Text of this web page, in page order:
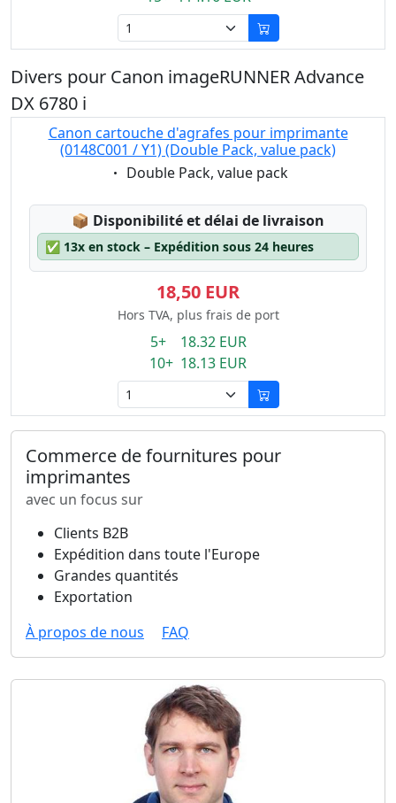
Divers pour Canon imageRUNNER Advance
DX 6780 i
Canon cartouche d'agrafes pour imprimante
(0148C001 / Y1) (Double Pack, value pack)
Eigenschaft:
Double Pack, value pack
📦 Lagerstatus:
Disponibilité et délai de livraison
✅ 13x en stock – Expédition sous 24 heures
18,50 EUR
Hors TVA, plus frais de port
5+ 18.32 EUR
10+ 18.13 EUR
Commerce de fournitures pour
imprimantes
avec un focus sur
Clients B2B
Expédition dans toute l'Europe
Grandes quantités
Exportation
À propos de nous
FAQ